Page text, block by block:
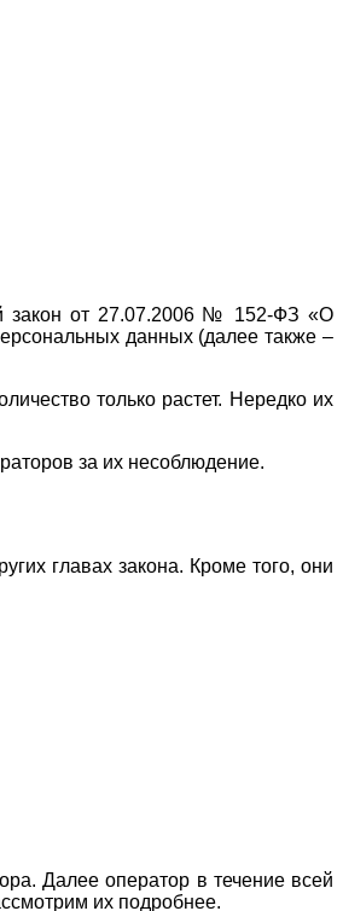
закон от 27.07.2006 № 152-ФЗ «О
данных (далее также –
только растет. Нередко их
за их несоблюдение.
главах закона. Кроме того, они
Далее оператор в течение всей
их подробнее.